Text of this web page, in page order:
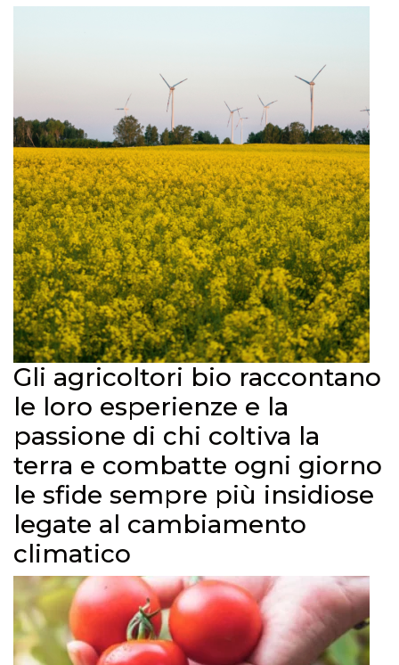
Gli agricoltori bio raccontano
le loro esperienze e la
passione di chi coltiva la
terra e combatte ogni giorno
le sfide sempre più insidiose
legate al cambiamento
climatico